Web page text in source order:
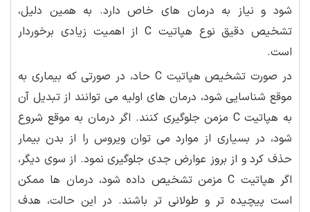
شود و نیاز به درمان های خاص دارد. به همین دلیل،
تشخیص دقیق نوع هپاتیت C از اهمیت زیادی برخوردار
است.
در صورت تشخیص هپاتیت C حاد، در صورتی که بیماری به
موقع شناسایی شود، درمان های اولیه می توانند از تبدیل آن
به هپاتیت C مزمن جلوگیری کنند. اگر درمان به موقع شروع
شود، در بسیاری از موارد می توان ویروس را از بدن بیمار
حذف کرد و از بروز عوارض جدی جلوگیری نمود. از سوی دیگر،
اگر هپاتیت C مزمن تشخیص داده شود، درمان ها ممکن
است پیچیده تر و طولانی تر باشند. در این حالت، هدف